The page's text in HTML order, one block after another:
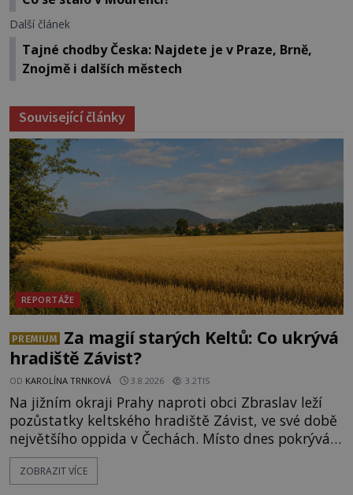
Další článek
Tajné chodby Česka: Najdete je v Praze, Brně,
Znojmě i dalších městech
Související články
REPORTÁŽE
PREMIUM
Za magií starých Keltů: Co ukrývá
hradiště Závist?
OD KAROLÍNA TRNKOVÁ 3.8.2026 3.2TIS
Na jižním okraji Prahy naproti obci Zbraslav leží
pozůstatky keltského hradiště Závist, ve své době
největšího oppida v Čechách. Místo dnes pokrývá
les, zbytky po kdysi monumentálním hradišti jsou
ale v terénu patrné stále. Co dalšího tu po Keltech
ZOBRAZIT VÍCE